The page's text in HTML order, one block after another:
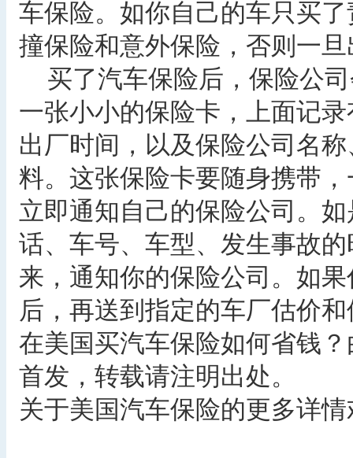
车保险。如你自己的车只买
撞保险和意外保险，否则一
买了汽车保险后，保险公
一张小小的保险卡，上面记
出厂时间，以及保险公司名
料。这张保险卡要随身携带
立即通知自己的保险公司。
话、车号、车型、发生事故
来，通知你的保险公司。如
后，再送到指定的车厂估价
在美国买汽车保险如何省钱
首发，转载请注明出处。
关于美国汽车保险的更多详